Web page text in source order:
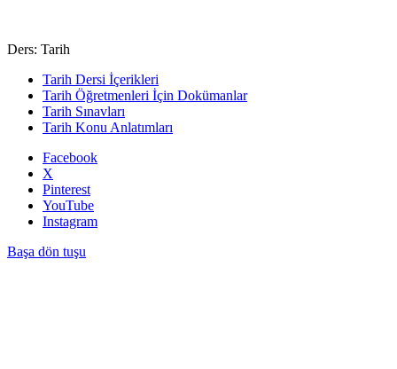
Ders: Tarih
Tarih Dersi İçerikleri
Tarih Öğretmenleri İçin Dokümanlar
Tarih Sınavları
Tarih Konu Anlatımları
Facebook
X
Pinterest
YouTube
Instagram
Başa dön tuşu